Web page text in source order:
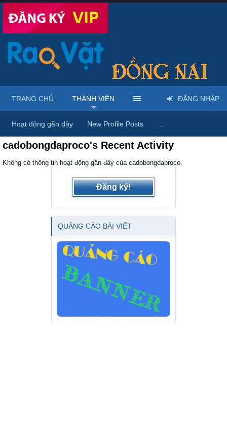
Trang chủ Thành viên
cadobongdaproco's Recent Activity
Không có thông tin hoạt động gần đây của cadobongdaproco.
Đăng ký!
QUẢNG CÁO BÀI VIẾT
TRANG CHỦ THÀNH VIÊN
Hoạt động gần đây New Profile Posts
ĐĂNG NHẬP